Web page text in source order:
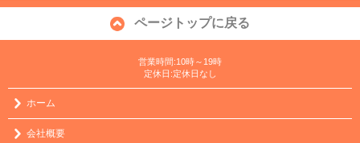
ページトップに戻る
営業時間:10時～19時
定休日:定休日なし
ホーム
会社概要